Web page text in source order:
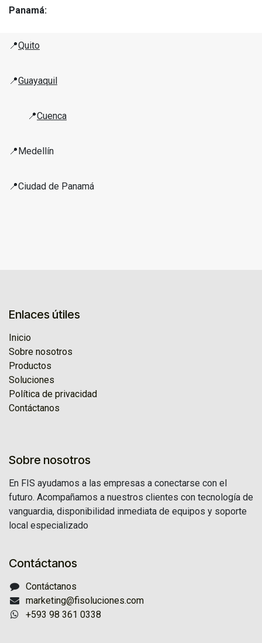
Panamá:
📍Quito
📍Guayaquil
📍Cuenca
📍Medellín
📍Ciudad de Panamá
Enlaces útiles
Inicio
Sobre nosotros
Productos
Soluciones
Política de privacidad
Contáctanos
Sobre nosotros
En FIS ayudamos a las empresas a conectarse con el
futuro. Acompañamos a nuestros clientes con tecnología de
vanguardia, disponibilidad inmediata de equipos y soporte
local especializado
Contáctanos
Contáctanos
marketing@fisoluciones.com
+593 98 361 0338